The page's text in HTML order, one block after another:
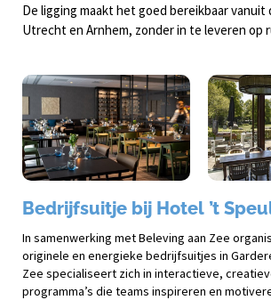
De ligging maakt het goed bereikbaar vanuit
Utrecht en Arnhem, zonder in te leveren op
Bedrijfsuitje bij Hotel ’t
In samenwerking met Beleving aan Zee
originele en energieke bedrijfsuitjes in
Zee specialiseert zich in interactieve,
programma’s die teams inspireren en